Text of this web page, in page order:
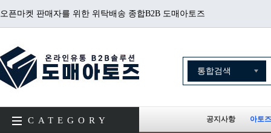
오픈마켓 판매자를 위한 위탁배송 종합B2B 도매아토즈
CATEGORY 공지사항 아토